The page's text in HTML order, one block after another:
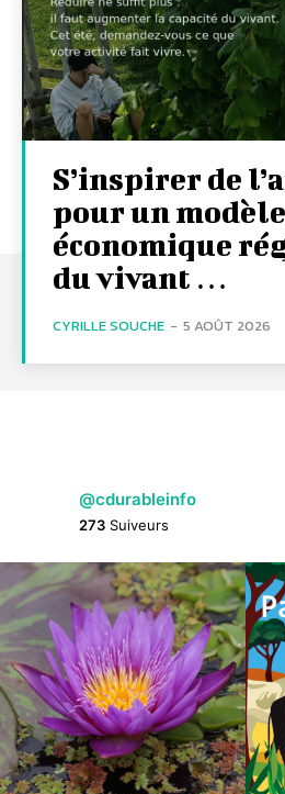
S’inspirer de
pour un modèle
économique
du vivant …
CYRILLE SOUCHE - 5 AOÛT 2026
@cdurableinfo
273 Suiveurs